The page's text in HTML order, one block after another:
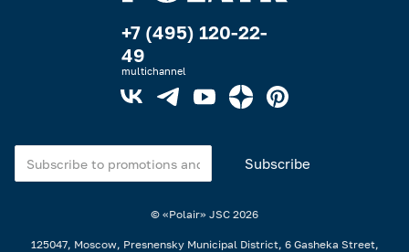
+7 (495) 120-22-
49
multichannel
© «Polair» JSC 2026
125047, Moscow, Presnensky Municipal District, 6 Gasheka Street,